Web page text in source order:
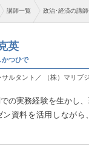
講師一覧 政治･経済の講
英
つひで
ルタント／ （株）マリブ
の実務経験を生かし
資料を活用しながら